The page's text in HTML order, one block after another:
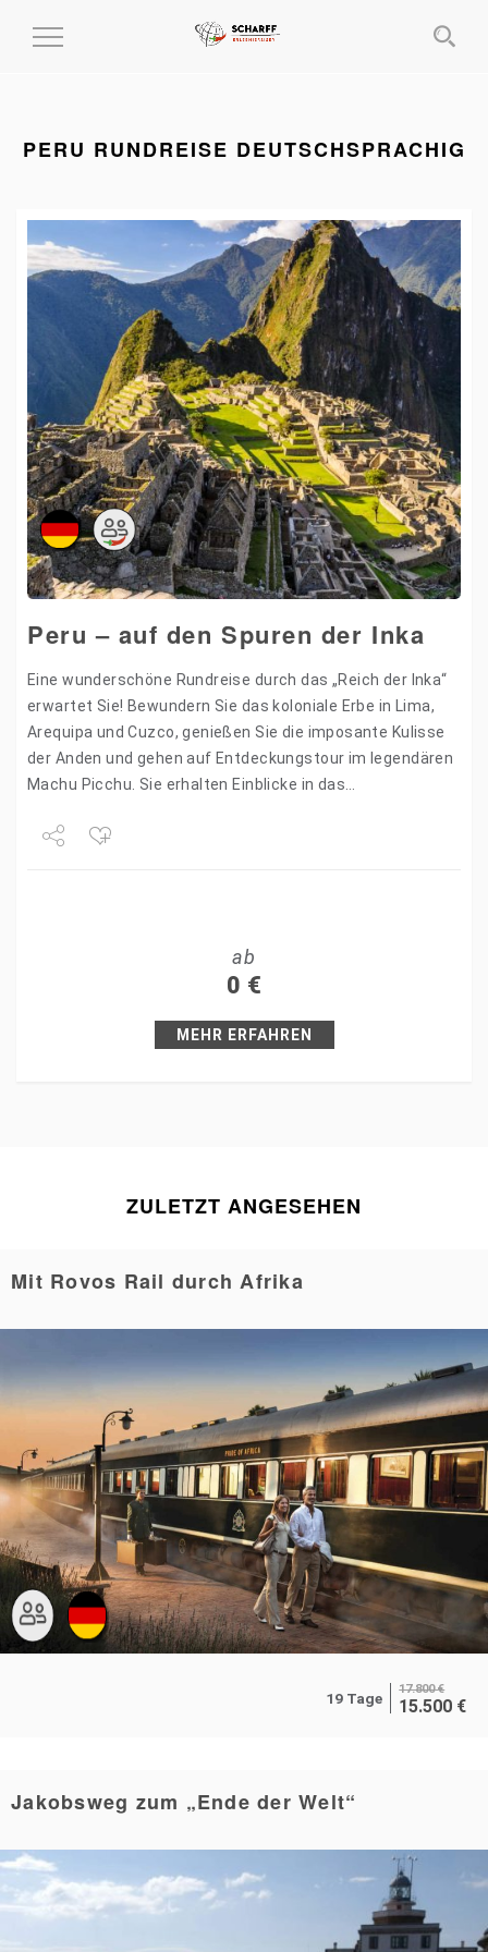
MENÜ
PERU RUNDREISE DEUTSCHSPRACHIG
Peru – auf den Spuren der Inka
Eine wunderschöne Rundreise durch das „Reich der Inka“
erwartet Sie! Bewundern Sie das koloniale Erbe in Lima,
Arequipa und Cuzco, genießen Sie die imposante Kulisse
der Anden und gehen auf Entdeckungstour im legendären
Machu Picchu. Sie erhalten Einblicke in das…
ab
0 €
MEHR ERFAHREN
ZULETZT ANGESEHEN
Mit Rovos Rail durch Afrika
19 Tage
17.800 €
15.500 €
Jakobsweg zum „Ende der Welt“